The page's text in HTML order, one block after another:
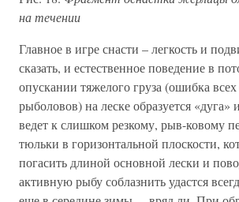
на течении
Главное в игре снасти – легкость и
сказать, и естественное поведение в
опускании тяжелого груза (ошибка
рыболовов) на леске образуется «дуга»
ведет к слишком резкому, рыв-ковому
тюльки в горизонтальной плоскости,
погасить длиной основной лески и
активную рыбу соблазнить удастся